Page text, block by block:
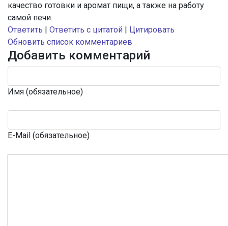
качество готовки и аромат пищи, а также на работу
самой печи.
Ответить | Ответить с цитатой | Цитировать
Обновить список комментариев
Добавить комментарий
Имя (обязательное)
E-Mail (обязательное)